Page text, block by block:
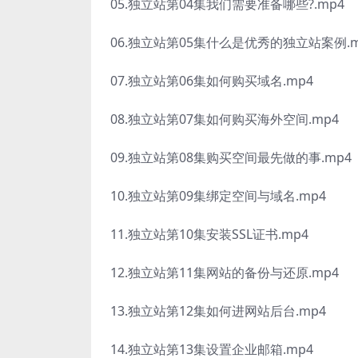
05.独立站第04集我们需要准备哪些?.mp4
06.独立站第05集什么是优秀的独立站案例
07.独立站第06集如何购买域名.mp4
08.独立站第07集如何购买海外空间.mp4
09.独立站第08集购买空间最先做的事.mp4
10.独立站第09集绑定空间与域名.mp4
11.独立站第10集安装SSL证书.mp4
12.独立站第11集网站的备份与还原.mp4
13.独立站第12集如何进网站后台.mp4
14.独立站第13集设置企业邮箱.mp4